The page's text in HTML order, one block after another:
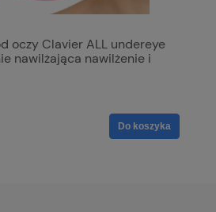
oczy Clavier ALL undereye
nawilżająca nawilżenie i
Do koszyka